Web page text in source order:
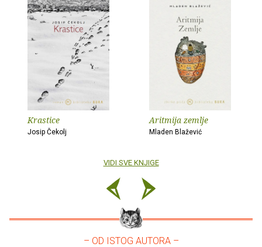
Krastice
Josip Čekolj
Aritmija zemlje
Mladen Blažević
VIDI SVE KNJIGE
– OD ISTOG AUTORA –